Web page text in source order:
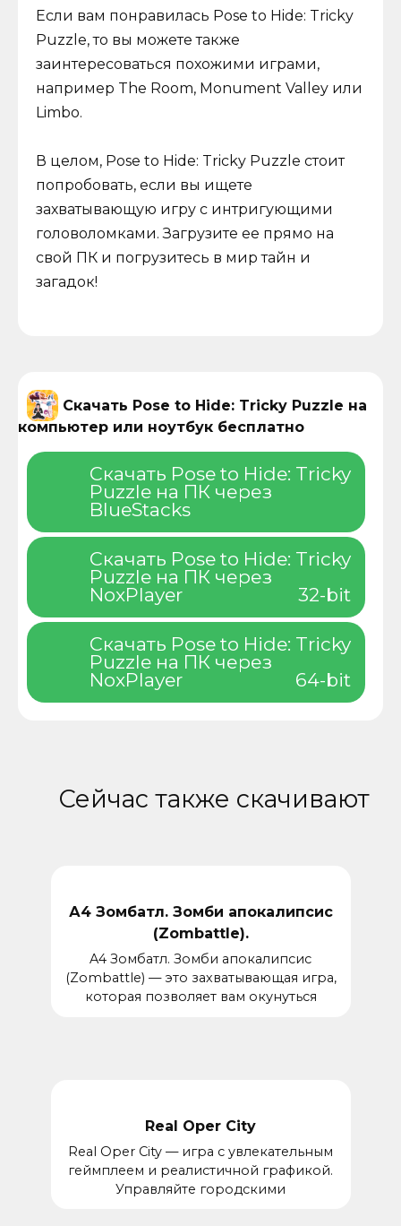
Если вам понравилась Pose to Hide: Tricky
Puzzle, то вы можете также
заинтересоваться похожими играми,
например The Room, Monument Valley или
Limbo.
В целом, Pose to Hide: Tricky Puzzle стоит
попробовать, если вы ищете
захватывающую игру с интригующими
головоломками. Загрузите ее прямо на
свой ПК и погрузитесь в мир тайн и
загадок!
Скачать Pose to Hide: Tricky Puzzle на
компьютер или ноутбук бесплатно
Скачать Pose to Hide: Tricky
Puzzle на ПК через
BlueStacks
Скачать Pose to Hide: Tricky
Puzzle на ПК через
NoxPlayer
32-bit
Скачать Pose to Hide: Tricky
Puzzle на ПК через
NoxPlayer
64-bit
Сейчас также скачивают
А4 Зомбатл. Зомби апокалипсис
(Zombattle).
A4 Зомбатл. Зомби апокалипсис
(Zombattle) — это захватывающая игра,
которая позволяет вам окунуться
Real Oper City
Real Oper City — игра с увлекательным
геймплеем и реалистичной графикой.
Управляйте городскими